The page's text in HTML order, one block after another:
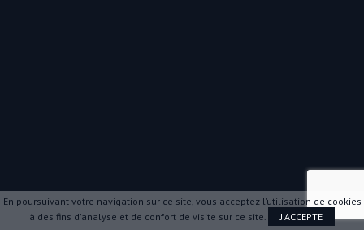
En poursuivant votre navigation sur ce site, vous acceptez l’utilisation de cookies
à des fins d'analyse et de confort de visite sur ce site.
J'ACCEPTE